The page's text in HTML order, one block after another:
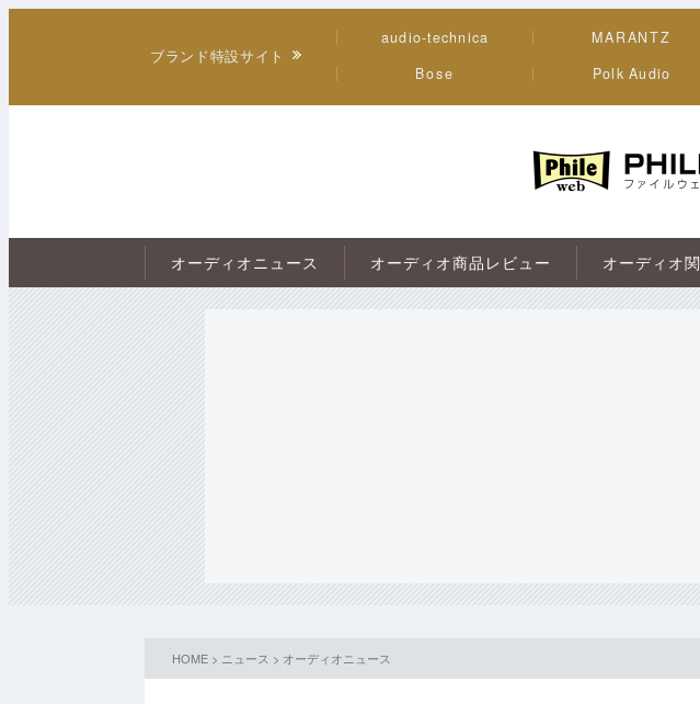
ブランド特設サイト
audio-technica MARANTZ
Bose
Polk Audio
PHILE WEB｜AV/オ
オーディオニュース オーディオ商品レビュー オーディオ
HOME > ニュース > オーディオニュース